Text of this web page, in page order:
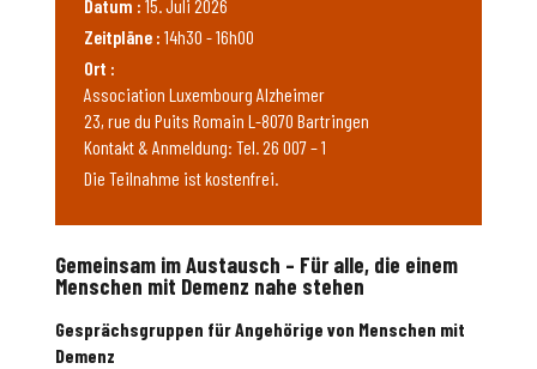
Gemeinsam im Austausch – Für alle, die einem
Menschen mit Demenz nahe stehen
Gesprächsgruppen für Angehörige von Menschen mit
Demenz
Datum : 15. Juli 2026
Zeitpläne : 14h30 - 16h00
Ort :
Association Luxembourg Alzheimer
23, rue du Puits Romain L-8070 Bartringen
Kontakt & Anmeldung: Tel. 26 007 – 1
Die Teilnahme ist kostenfrei.